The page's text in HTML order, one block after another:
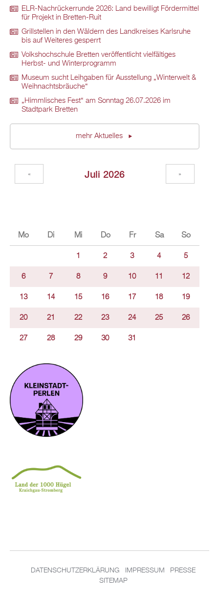
ELR-Nachrückerrunde 2026: Land bewilligt Fördermittel
für Projekt in Bretten-Ruit
Grillstellen in den Wäldern des Landkreises Karlsruhe
bis auf Weiteres gesperrt
Volkshochschule Bretten veröffentlicht vielfältiges
Herbst- und Winterprogramm
Museum sucht Leihgaben für Ausstellung „Winterwelt &
Weihnachtsbräuche“
„Himmlisches Fest“ am Sonntag 26.07.2026 im
Stadtpark Bretten
mehr Aktuelles
Juli 2026
« »
Mo Di Mi Do Fr Sa So
1 2 3 4 5
6 7 8 9 10 11 12
13 14 15 16 17 18 19
20 21 22 23 24 25 26
27 28 29 30 31
DATENSCHUTZERKLÄRUNG IMPRESSUM
PRESSE
SITEMAP